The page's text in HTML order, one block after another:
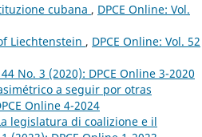
cubana , DPCE Online: Vol.
Liechtenstein , DPCE Online: Vol. 52
No. 3 (2020): DPCE Online 3-2020
a seguir por otras
Online 4-2024
legislatura di coalizione e il